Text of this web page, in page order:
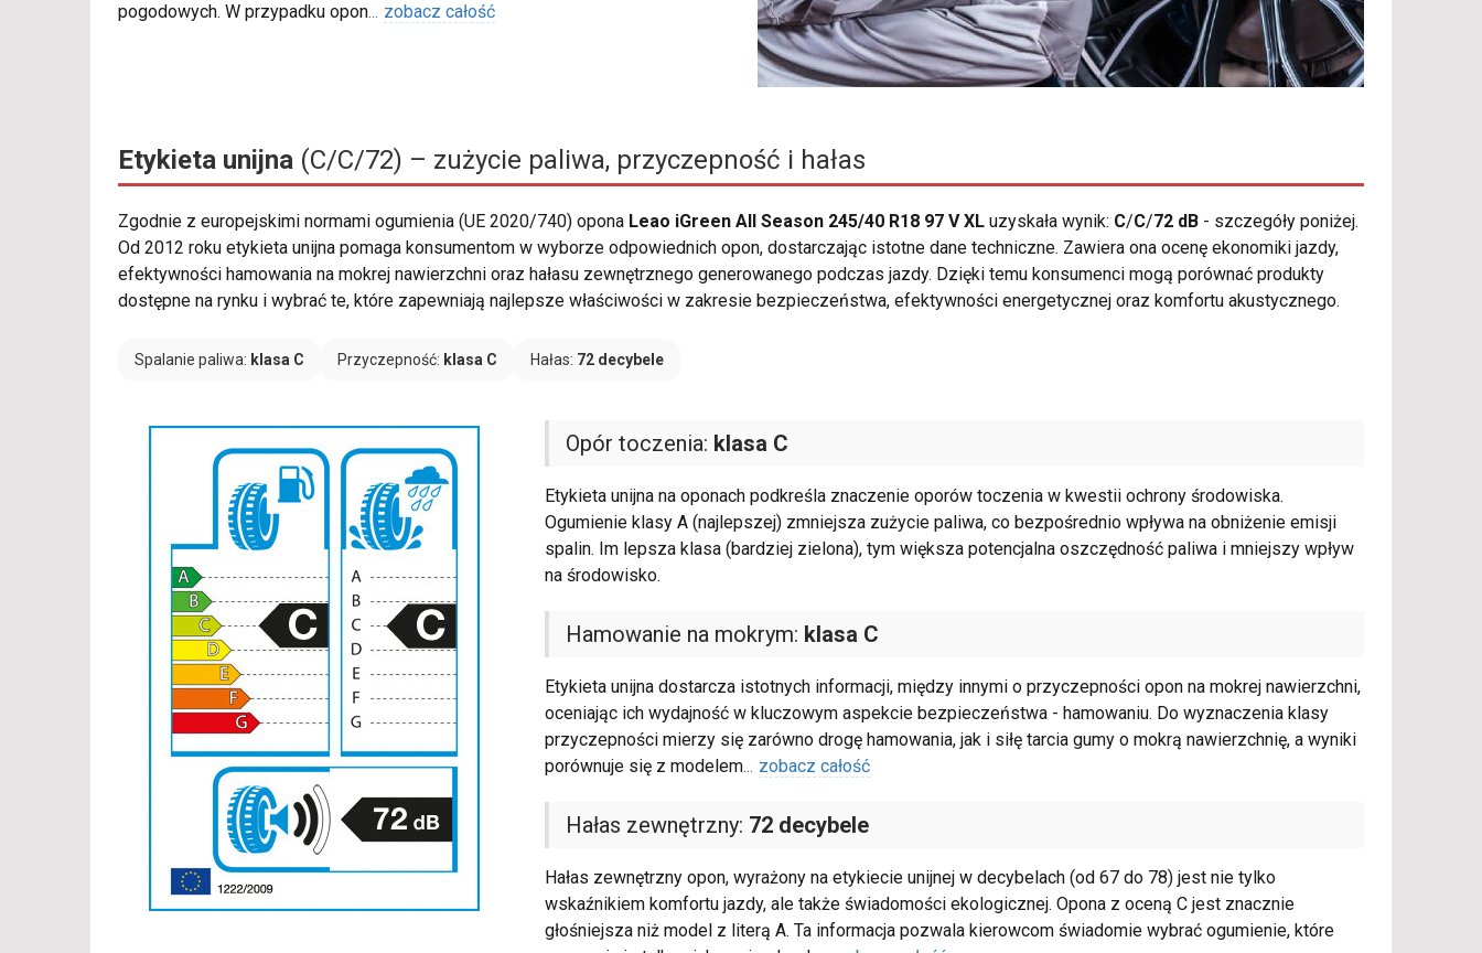
pogodowych. W przypadku opon... zobacz całość
Etykieta unijna (C/C/72) – zużycie paliwa, przyczepność i hałas
Zgodnie z europejskimi normami ogumienia (UE 2020/740) opona Leao iGreen All Season 245/40 R18 97 V XL uzyskała wynik: C/C/72 dB - szczegóły poniżej.
Od 2012 roku etykieta unijna pomaga konsumentom w wyborze odpowiednich opon, dostarczając istotne dane techniczne. Zawiera ona ocenę ekonomiki jazdy,
efektywności hamowania na mokrej nawierzchni oraz hałasu zewnętrznego generowanego podczas jazdy. Dzięki temu konsumenci mogą porównać produkty
dostępne na rynku i wybrać te, które zapewniają najlepsze właściwości w zakresie bezpieczeństwa, efektywności energetycznej oraz komfortu akustycznego.
Spalanie paliwa: klasa C Przyczepność: klasa C Hałas: 72 decybele
Opór toczenia: klasa C
Etykieta unijna na oponach podkreśla znaczenie oporów toczenia w kwestii ochrony środowiska.
Ogumienie klasy A (najlepszej) zmniejsza zużycie paliwa, co bezpośrednio wpływa na obniżenie emisji
spalin. Im lepsza klasa (bardziej zielona), tym większa potencjalna oszczędność paliwa i mniejszy wpływ
na środowisko.
Hamowanie na mokrym: klasa C
Etykieta unijna dostarcza istotnych informacji, między innymi o przyczepności opon na mokrej nawierzchni,
oceniając ich wydajność w kluczowym aspekcie bezpieczeństwa - hamowaniu. Do wyznaczenia klasy
przyczepności mierzy się zarówno drogę hamowania, jak i siłę tarcia gumy o mokrą nawierzchnię, a wyniki
porównuje się z modelem... zobacz całość
Hałas zewnętrzny: 72 decybele
Hałas zewnętrzny opon, wyrażony na etykiecie unijnej w decybelach (od 67 do 78) jest nie tylko
wskaźnikiem komfortu jazdy, ale także świadomości ekologicznej. Opona z oceną C jest znacznie
głośniejsza niż model z literą A. Ta informacja pozwala kierowcom świadomie wybrać ogumienie, które